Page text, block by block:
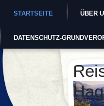
STARTSEITE ÜBER
DATENSCHUTZ-